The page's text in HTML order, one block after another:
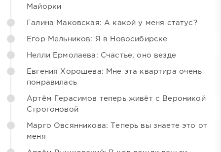
Майорки
Галина Маковская: А какой у меня статус?
Егор Мельников: Я в Новосибирске
Нелли Ермолаева: Счастье, оно везде
Евгения Хорошева: Мне эта квартира очень
понравилась
Артём Герасимов теперь живёт с Вероникой
Строгоновой
Марго Овсянникова: Теперь вы знаете это от
меня